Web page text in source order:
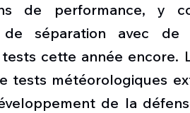
de performance, y
séparation avec de
cette année encore.
tests météorologiques
de la